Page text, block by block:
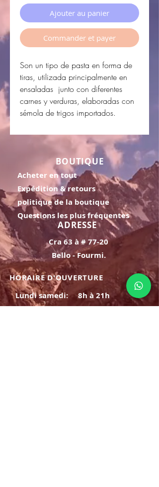
Ajouter au panier
Commander et payer
Son un tipo de pasta en forma de
tiras, utilizada principalmente en
ensaladas junto con diferentes
carnes y verduras, elaboradas con
sémola de trigos importados.
BOUTIQUE
Acheter en tout
Expédition & retours
politique de la boutique
Questions les plus fréquentes
ADRESSE
Cra 63 à # 77-20
Bello - Fourmi.
HORAIRE D'OUVERTURE
Lundi samedi:
8h à 21h
Dimanche : 8h-19h